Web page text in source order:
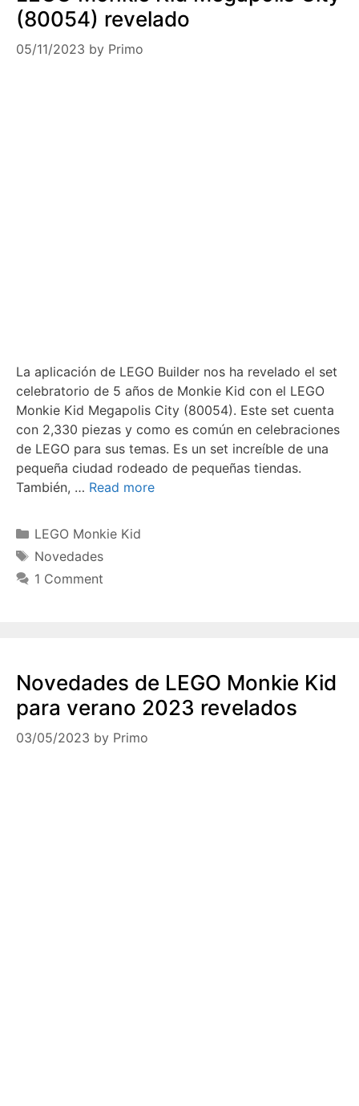
(80054) revelado
05/11/2023 by Primo
La aplicación de LEGO Builder nos ha revelado el set
celebratorio de 5 años de Monkie Kid con el LEGO
Monkie Kid Megapolis City (80054). Este set cuenta
con 2,330 piezas y como es común en celebraciones
de LEGO para sus temas. Es un set increíble de una
pequeña ciudad rodeado de pequeñas tiendas.
También, … Read more
Categories
LEGO Monkie Kid
Tags
Novedades
1 Comment
Novedades de LEGO Monkie Kid
para verano 2023 revelados
03/05/2023 by Primo